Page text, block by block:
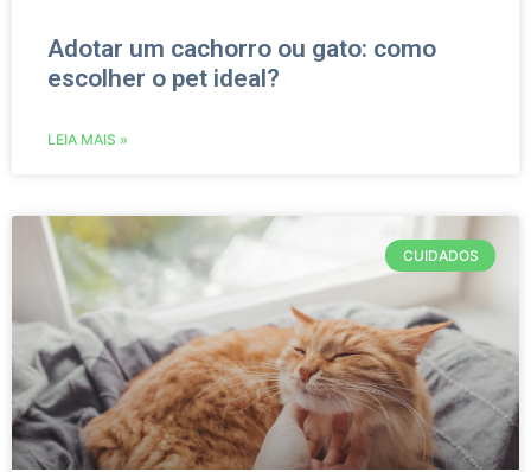
Adotar um cachorro ou gato: como
escolher o pet ideal?
LEIA MAIS »
CUIDADOS